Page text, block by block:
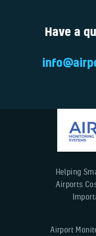
Have a
Helping
Airports
Airport